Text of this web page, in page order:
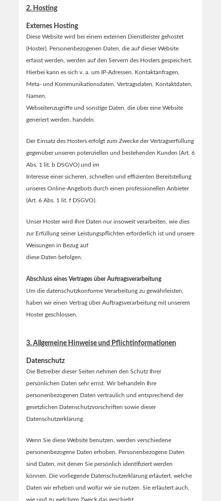
2. Hosting
Externes Hosting
Diese Website wird bei einem externen Dienstleister gehostet
(Hoster). Personenbezogenen Daten, die auf dieser Website
erfasst werden, werden auf den Servern des Hosters gespeichert.
Hierbei kann es sich v. a. um IP-Adressen, Kontaktanfragen,
Meta- und Kommunikationsdaten, Vertragsdaten, Kontaktdaten,
Namen,
Webseitenzugriffe und sonstige Daten, die über eine Website
generiert werden, handeln.
Der Einsatz des Hosters erfolgt zum Zwecke der Vertragserfüllung
gegenüber unseren potenziellen und bestehenden Kunden (Art. 6
Abs. 1 lit. b DSGVO) und im
Interesse einer sicheren, schnellen und effizienten Bereitstellung
unseres Online-Angebots durch einen professionellen Anbieter
(Art. 6 Abs. 1 lit. f DSGVO).
Unser Hoster wird Ihre Daten nur insoweit verarbeiten, wie dies
zur Erfüllung seiner Leistungspflichten erforderlich ist und unsere
Weisungen in Bezug auf
diese Daten befolgen.
Abschluss eines Vertrages über Auftragsverarbeitung
Um die datenschutzkonforme Verarbeitung zu gewährleisten,
haben wir einen Vertrag über Auftragsverarbeitung mit unserem
Hoster geschlossen.
3. Allgemeine Hinweise und Pflichtinformationen
Datenschutz
Die Betreiber dieser Seiten nehmen den Schutz Ihrer
persönlichen Daten sehr ernst. Wir behandeln Ihre
personenbezogenen Daten vertraulich und entsprechend der
gesetzlichen Datenschutzvorschriften sowie dieser
Datenschutzerklärung.
Wenn Sie diese Website benutzen, werden verschiedene
personenbezogene Daten erhoben. Personenbezogene Daten
sind Daten, mit denen Sie persönlich identifiziert werden
können. Die vorliegende Datenschutzerklärung erläutert, welche
Daten wir erheben und wofür wir sie nutzen. Sie erläutert auch,
wie und zu welchem Zweck das geschieht.